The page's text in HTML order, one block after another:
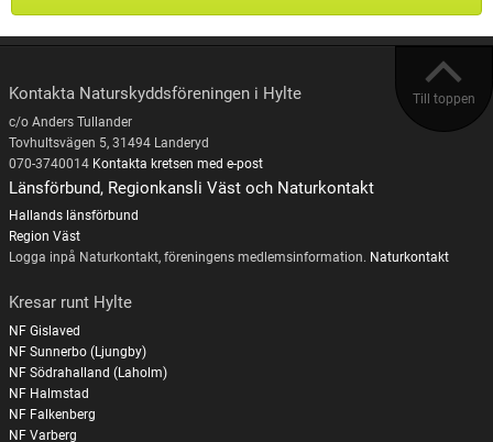
Till toppen
Kontakta Naturskyddsföreningen i Hylte
c/o Anders Tullander
Tovhultsvägen 5, 31494 Landeryd
070-3740014 Kontakta kretsen med e-post
Länsförbund, Regionkansli Väst och Naturkontakt
Hallands länsförbund
Region Väst
Logga inpå Naturkontakt, föreningens medlemsinformation. Naturkontakt
Kresar runt Hylte
NF Gislaved
NF Sunnerbo (Ljungby)
NF Södrahalland (Laholm)
NF Halmstad
NF Falkenberg
NF Varberg